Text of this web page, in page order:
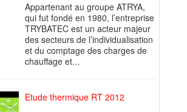
Appartenant au groupe ATRYA,
qui fut fondé en 1980, l’entreprise
TRYBATEC est un acteur majeur
des secteurs de l’individualisation
et du comptage des charges de
chauffage et...
Etude thermique RT 2012